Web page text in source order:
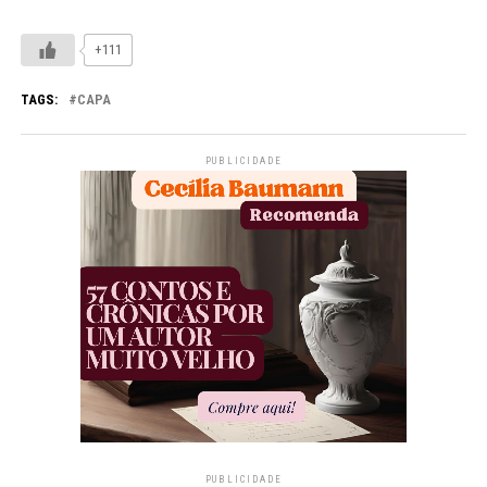
+111
TAGS: CAPA
PUBLICIDADE
PUBLICIDADE